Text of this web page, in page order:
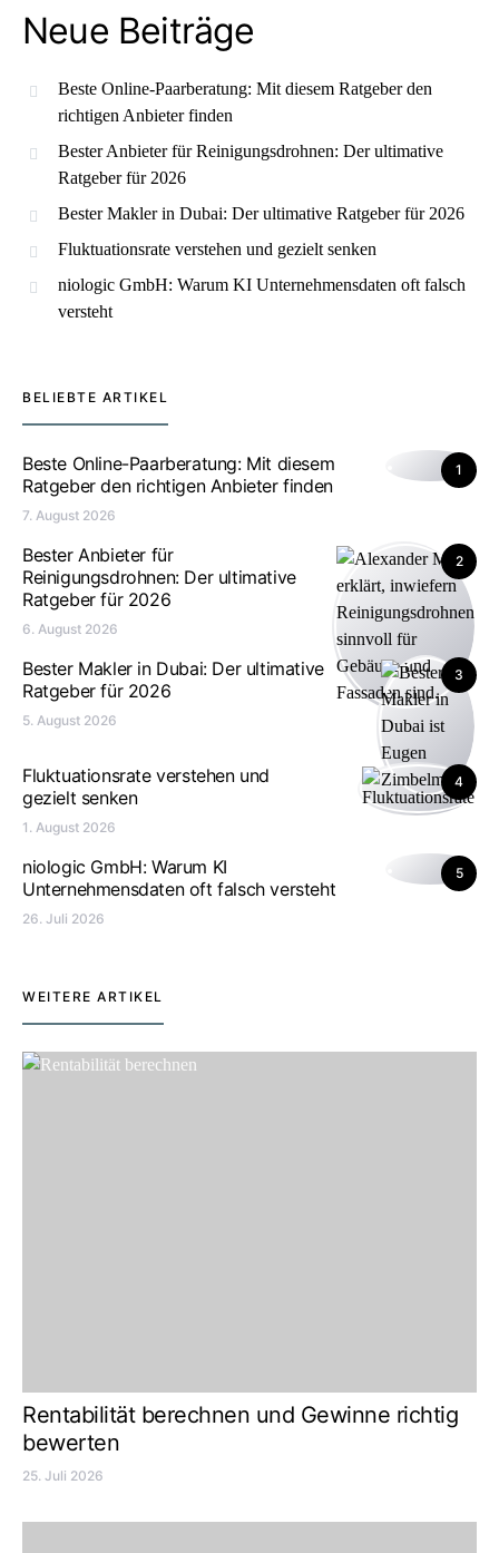
Neue Beiträge
Beste Online-Paarberatung: Mit diesem Ratgeber den
richtigen Anbieter finden
Bester Anbieter für Reinigungsdrohnen: Der ultimative
Ratgeber für 2026
Bester Makler in Dubai: Der ultimative Ratgeber für 2026
Fluktuationsrate verstehen und gezielt senken
niologic GmbH: Warum KI Unternehmensdaten oft falsch
versteht
BELIEBTE ARTIKEL
1
Beste Online-Paarberatung: Mit diesem
Ratgeber den richtigen Anbieter finden
7. August 2026
2
Bester Anbieter für
Reinigungsdrohnen: Der ultimative
Ratgeber für 2026
6. August 2026
3
Bester Makler in Dubai: Der ultimative
Ratgeber für 2026
5. August 2026
4
Fluktuationsrate verstehen und
gezielt senken
1. August 2026
5
niologic GmbH: Warum KI
Unternehmensdaten oft falsch versteht
26. Juli 2026
WEITERE ARTIKEL
Rentabilität berechnen und Gewinne richtig
bewerten
25. Juli 2026